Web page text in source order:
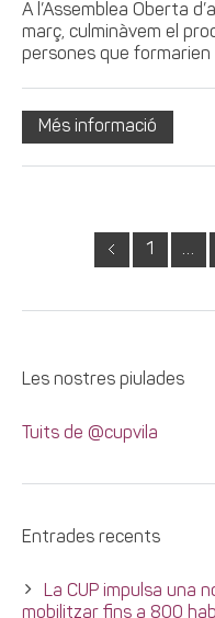
A l’Assemblea Oberta
març, culminàvem el
persones que formarien
Més informació
1 …
Les nostres piulades
Tuits de @cupvila
Entrades recents
La CUP impulsa una
mobilitzar fins a 800